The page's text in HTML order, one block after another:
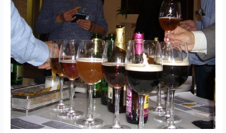
con
maridaje
de
quesos